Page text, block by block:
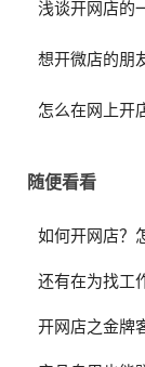
浅谈开网店的
想开微店的朋
怎么在网上开
随便看看
如何开网店？
还有在为找工
开网店之金牌